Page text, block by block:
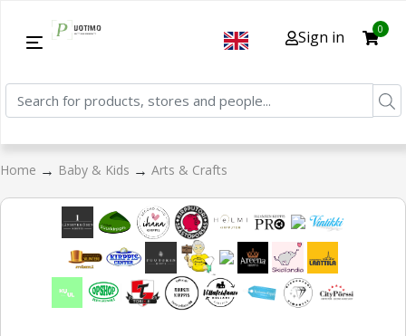
Sign in 0
Home → Baby & Kids → Arts & Crafts